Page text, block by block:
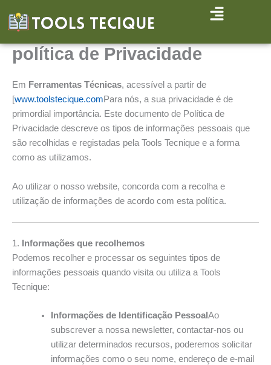
política de Privacidade
Em Ferramentas Técnicas, acessível a partir de
[www.toolstecique.comPara nós, a sua privacidade é de
primordial importância. Este documento de Política de
Privacidade descreve os tipos de informações pessoais que
são recolhidas e registadas pela Tools Tecnique e a forma
como as utilizamos.
Ao utilizar o nosso website, concorda com a recolha e
utilização de informações de acordo com esta política.
1.
Informações que recolhemos
Podemos recolher e processar os seguintes tipos de
informações pessoais quando visita ou utiliza a Tools
Tecnique:
Informações de Identificação PessoalAo
subscrever a nossa newsletter, contactar-nos ou
utilizar determinados recursos, poderemos solicitar
informações como o seu nome, endereço de e-mail